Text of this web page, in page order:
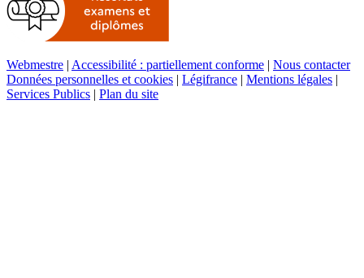
Webmestre | Accessibilité : partiellement conforme | Nous contacter
Données personnelles et cookies | Légifrance | Mentions légales |
Services Publics | Plan du site